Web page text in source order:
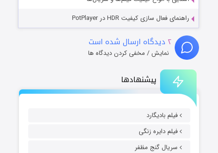
پیشنهادها
فیلم بادیگارد
فیلم دایره زنگی
سریال گنج مظفر
راهنمای فعال سازی کیفیت HDR در PotPlayer
۲ دیدگاه ارسال شده است
نمایش / مخفی کردن دیدگاه ها